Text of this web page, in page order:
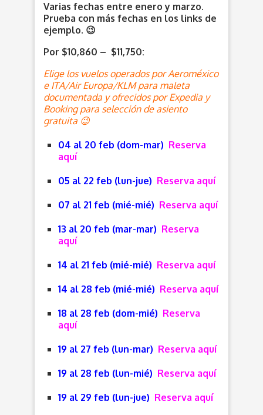
Varias fechas entre enero y marzo.
Prueba con más fechas en los links de
ejemplo. 😉
Por $10,860 – $11,750:
Elige los vuelos operados por Aeroméxico
e ITA/Air Europa/KLM para maleta
documentada y ofrecidos por Expedia y
Booking para selección de asiento
gratuita 😉
04 al 20 feb (dom-mar) Reserva
aquí
05 al 22 feb (lun-jue) Reserva aquí
07 al 21 feb (mié-mié) Reserva aquí
13 al 20 feb (mar-mar) Reserva
aquí
14 al 21 feb (mié-mié) Reserva aquí
14 al 28 feb (mié-mié) Reserva aquí
18 al 28 feb (dom-mié) Reserva
aquí
19 al 27 feb (lun-mar) Reserva aquí
19 al 28 feb (lun-mié) Reserva aquí
19 al 29 feb (lun-jue) Reserva aquí